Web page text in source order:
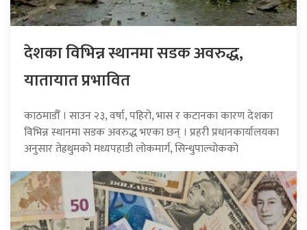
देशका विभिन्न स्थानमा सडक अवरुद्ध,
यातायात प्रभावित
काठमाडौँ । साउन २३, वर्षा, पहिरो, भास र कटानका कारण देशका
विभिन्न स्थानमा सडक अवरुद्ध भएका छन् । प्रहरी प्रधानकार्यालयका
अनुसार तेह्रथुमको मध्यपहाडी लोकमार्ग, सिन्धुपाल्चोकको